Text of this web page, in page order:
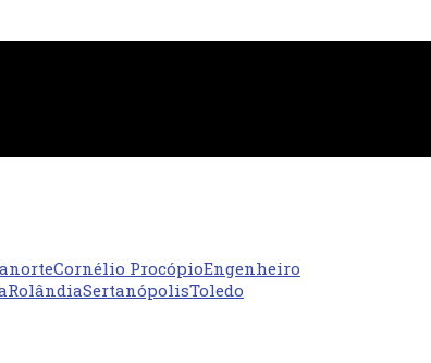
Cornélio ProcópioEngenheiro
RolândiaSertanópolisToledo